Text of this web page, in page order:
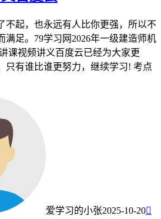
不起，也永远有人比你更强，所以不
满足。79学习网2026年一级建造师机
课视频讲义百度云已经为大家更
只有谁比谁更努力，继续学习! 考点
爱学习的小张2025-10-20